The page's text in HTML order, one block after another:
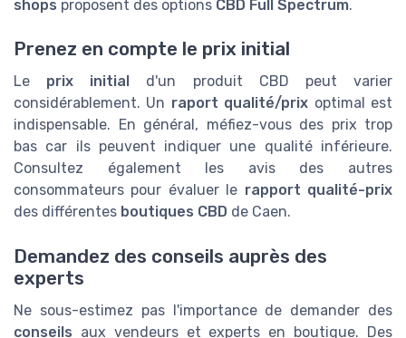
shops proposent des options CBD Full Spectrum.
Prenez en compte le prix initial
Le prix initial
d'un produit CBD peut varier
considérablement. Un raport qualité/prix optimal est
indispensable. En général, méfiez-vous des prix trop
bas car ils peuvent indiquer une qualité inférieure.
Consultez également les avis des autres
consommateurs pour évaluer le rapport qualité-prix
des différentes boutiques CBD de Caen.
Demandez des conseils auprès des
experts
Ne sous-estimez pas l'importance de demander des
conseils aux vendeurs et experts en boutique. Des